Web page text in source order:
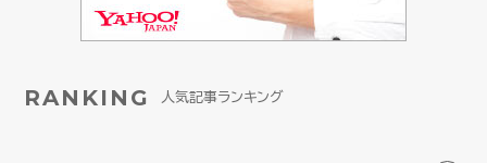
RANKING 人気記事ランキング